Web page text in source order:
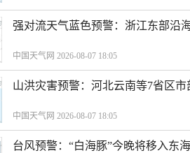
强对流天气蓝色预警：浙江东部沿
中国天气网 2026-08-07 18:05
山洪灾害预警：河北云南等7省区
中国天气网 2026-08-07 18:05
台风预警：“白海豚”今晚将移入东